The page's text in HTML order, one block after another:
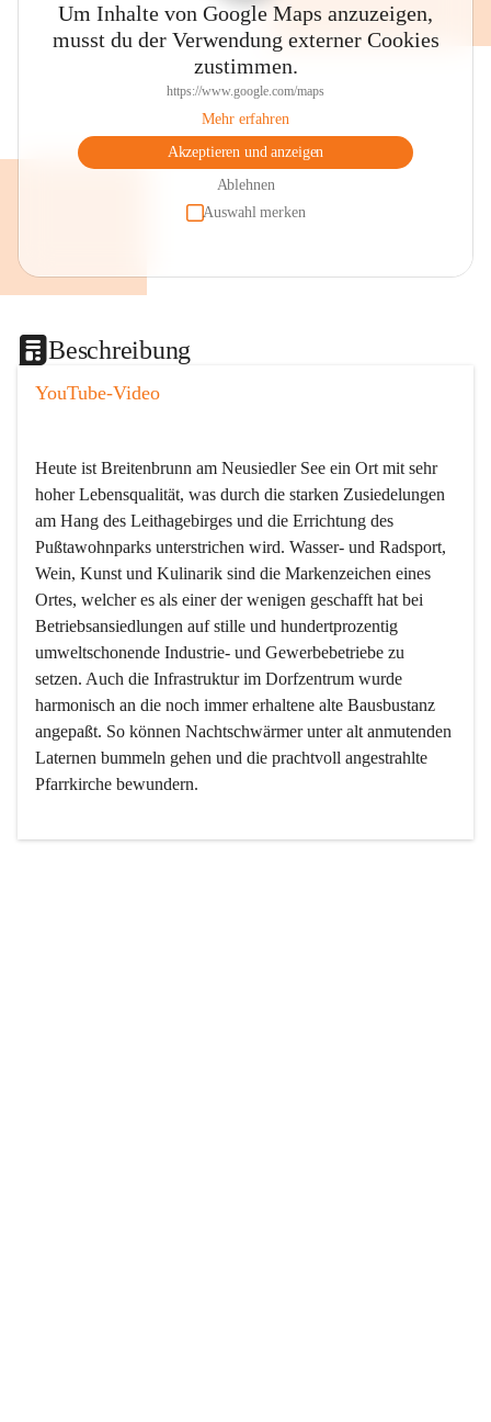
Um Inhalte von Google Maps anzuzeigen,
musst du der Verwendung externer Cookies
zustimmen.
https://www.google.com/maps
Mehr erfahren
Akzeptieren und anzeigen
Ablehnen
Auswahl merken
Beschreibung
YouTube-Video
Heute ist Breitenbrunn am Neusiedler See ein Ort mit sehr
hoher Lebensqualität, was durch die starken Zusiedelungen
am Hang des Leithagebirges und die Errichtung des
Pußtawohnparks unterstrichen wird. Wasser- und Radsport,
Wein, Kunst und Kulinarik sind die Markenzeichen eines
Ortes, welcher es als einer der wenigen geschafft hat bei
Betriebsansiedlungen auf stille und hundertprozentig
umweltschonende Industrie- und Gewerbebetriebe zu
setzen. Auch die Infrastruktur im Dorfzentrum wurde
harmonisch an die noch immer erhaltene alte Bausbustanz
angepaßt. So können Nachtschwärmer unter alt anmutenden
Laternen bummeln gehen und die prachtvoll angestrahlte
Pfarrkirche bewundern.
Der Weinbau dominert heute nicht mehr, ist aber integrativer